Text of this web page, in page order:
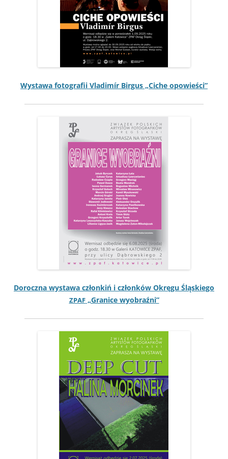
Wys­tawa fotografii Vladimír Bir­gus „Ciche opowieści”
Dorocz­na wys­tawa członkiń i członków Okręgu Śląskiego
ZPAF„Granice wyobraźni”